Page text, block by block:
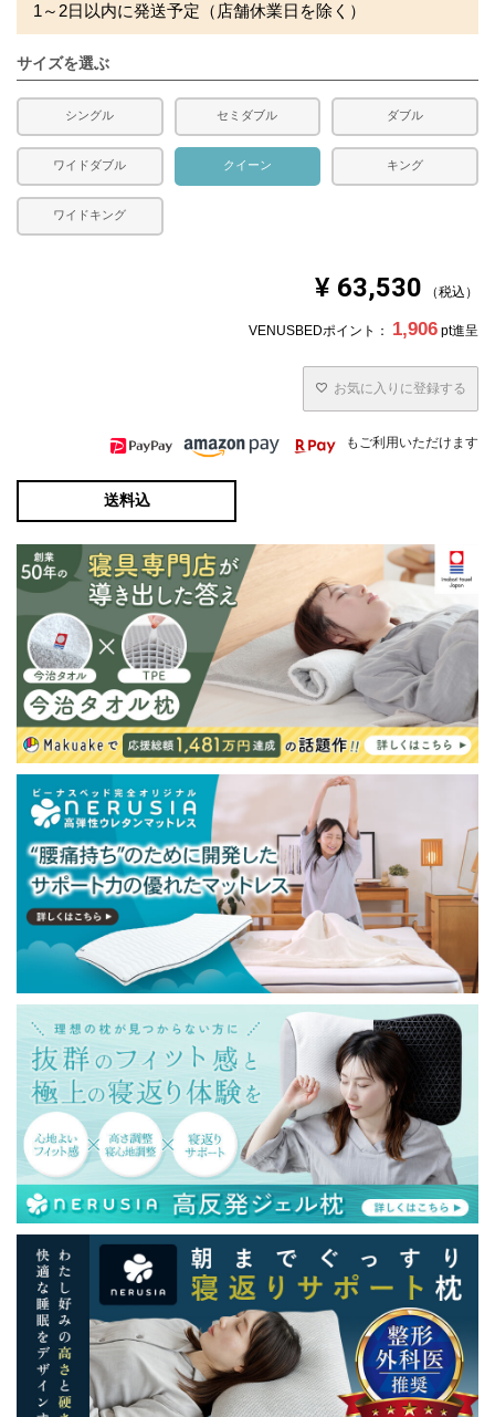
合い掛け布団です。
側生地：綿35％ ポリエステル65％
中素材：ポリエステル100％
充填量：0.86kg
四隅に固定用のゴムが付いています。
■枕
詰め物：スモールフェザー100％
1～2日以内に発送予定（店舗休業日を除く）
サイズを選ぶ
シングル セミダブル ダブル
ワイドダブル クイーン キング
ワイドキング
¥ 63,530 税込
VENUSBEDポイント： 1,906 pt進呈
お気に入りに登録する
もご利用いただけます
送料込